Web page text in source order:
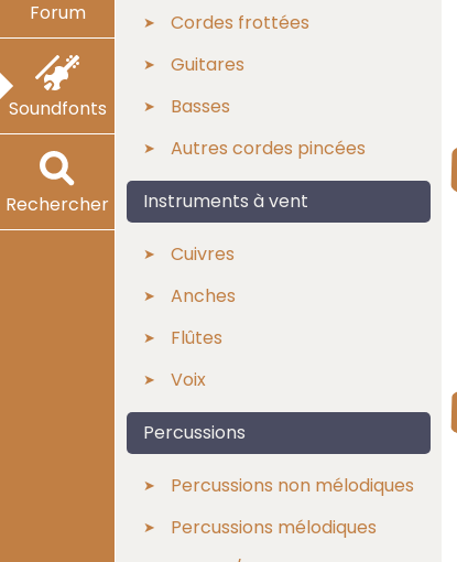
Forum
Soundfonts
Rechercher
Cordes frottées
Guitares
Basses
Autres cordes pincées
Instruments à vent
Cuivres
Anches
Flûtes
Voix
Percussions
Percussions non mélodiques
Percussions mélodiques